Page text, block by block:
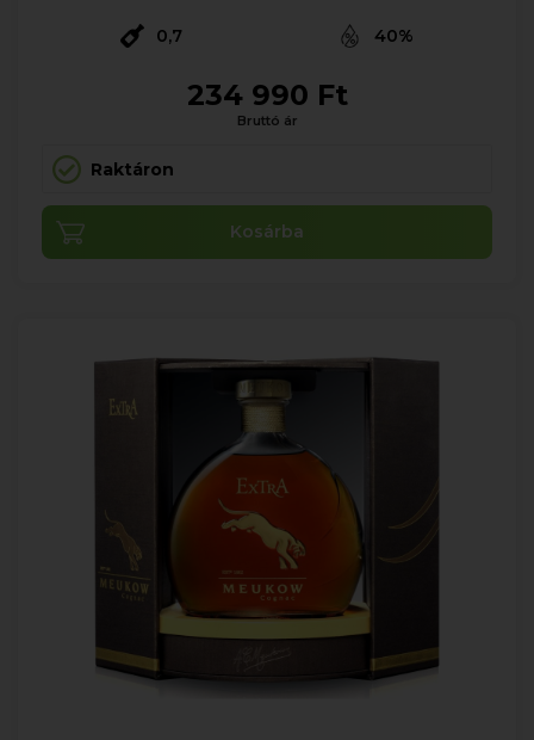
0,7 40%
234 990 Ft
Bruttó ár
Raktáron
Kosárba